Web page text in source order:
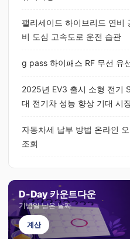
팰리세이드 하이브리드 연비
비 도심 고속도로 운전 습관
g pass 하이패스 RF 무선 유
2025년 EV3 출시 소형 전기
대 전기차 성능 향상 기대 시
자동차세 납부 방법 온라인
조회
D-Day 카운트다운
기념일 남은 날짜
계산